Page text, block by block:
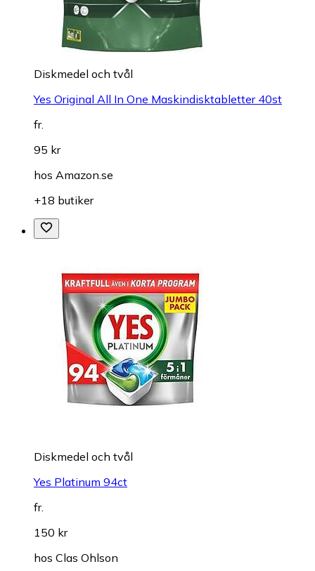
Diskmedel och tvål
Yes Original All In One Maskindisktabletter 40st
fr.
95 kr
hos Amazon.se
+18 butiker
Diskmedel och tvål
Yes Platinum 94ct
fr.
150 kr
hos Clas Ohlson